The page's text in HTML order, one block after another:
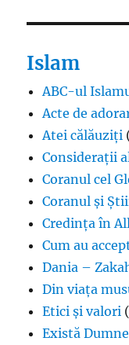
Islam
ABC-ul
Acte de
Atei călăuziți
Considerații
Coranul cel
Coranul și
Credința în
Cum au
Dania –
Din viața
Etici și valori
Există